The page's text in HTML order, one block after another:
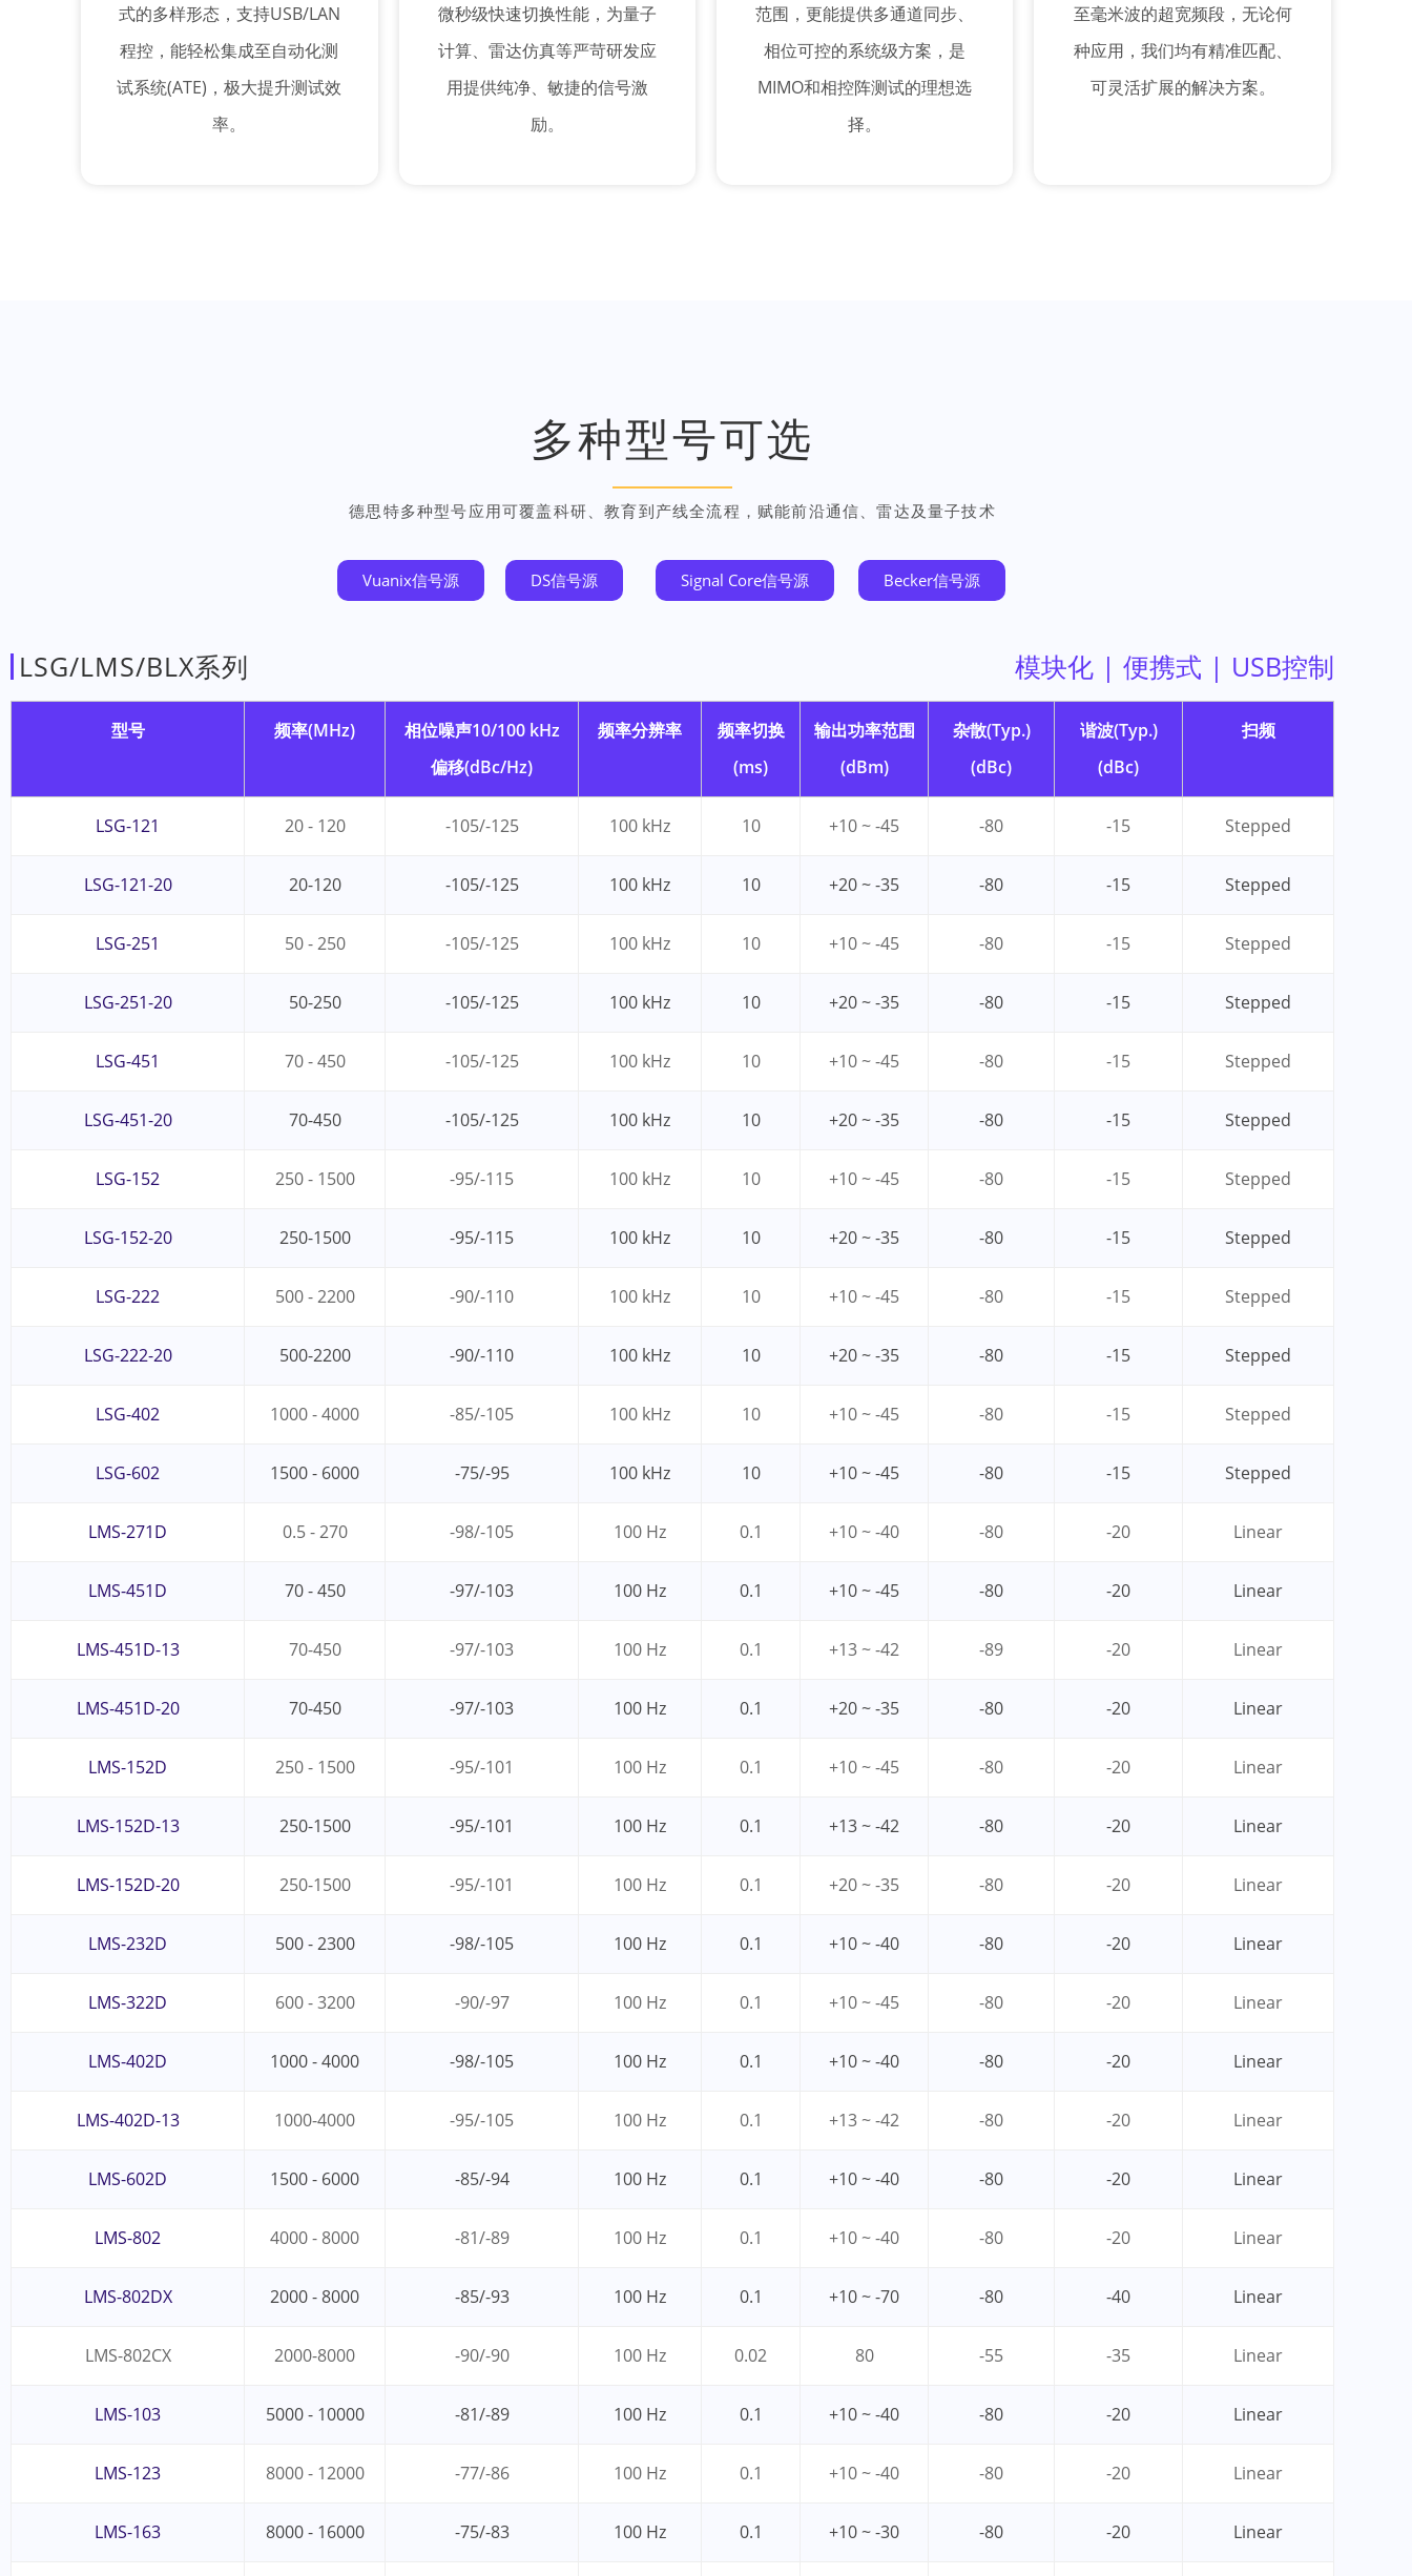
式的多样形态，支持USB/LAN
程控，能轻松集成至自动化测
试系统(ATE)，极大提升测试效
率。
微秒级快速切换性能，为量子
计算、雷达仿真等严苛研发应
用提供纯净、敏捷的信号激
励。
范围，更能提供多通道同步、
相位可控的系统级方案，是
MIMO和相控阵测试的理想选
择。
至毫米波的超宽频段，无论何
种应用，我们均有精准匹配、
可灵活扩展的解决方案。
多种型号可选
德思特多种型号应用可覆盖科研、教育到产线全流程，赋能前沿通信、雷达及量子技术
Vuanix信号源 DS信号源 Signal Core信号源 Becker信号源
LSG/LMS/BLX系列 模块化 | 便携式 | USB控制
型号 频率(MHz)
相位噪声10/100 kHz
偏移(dBc/Hz)
频率分辨率
频率切换
(ms)
输出功率范围
(dBm)
杂散(Typ.)
(dBc)
谐波(Typ.)
(dBc)
扫频
LSG-121 20 - 120 -105/-125 100 kHz 10 +10 ~ -45 -80 -15 Stepped
LSG-121-20 20-120 -105/-125 100 kHz 10 +20 ~ -35 -80 -15 Stepped
LSG-251 50 - 250 -105/-125 100 kHz 10 +10 ~ -45 -80 -15 Stepped
LSG-251-20 50-250 -105/-125 100 kHz 10 +20 ~ -35 -80 -15 Stepped
LSG-451 70 - 450 -105/-125 100 kHz 10 +10 ~ -45 -80 -15 Stepped
LSG-451-20 70-450 -105/-125 100 kHz 10 +20 ~ -35 -80 -15 Stepped
LSG-152 250 - 1500 -95/-115 100 kHz 10 +10 ~ -45 -80 -15 Stepped
LSG-152-20 250-1500 -95/-115 100 kHz 10 +20 ~ -35 -80 -15 Stepped
LSG-222 500 - 2200 -90/-110 100 kHz 10 +10 ~ -45 -80 -15 Stepped
LSG-222-20 500-2200 -90/-110 100 kHz 10 +20 ~ -35 -80 -15 Stepped
LSG-402 1000 - 4000 -85/-105 100 kHz 10 +10 ~ -45 -80 -15 Stepped
LSG-602 1500 - 6000 -75/-95 100 kHz 10 +10 ~ -45 -80 -15 Stepped
LMS-271D 0.5 - 270 -98/-105 100 Hz 0.1 +10 ~ -40 -80 -20 Linear
LMS-451D 70 - 450 -97/-103 100 Hz 0.1 +10 ~ -45 -80 -20 Linear
LMS-451D-13 70-450 -97/-103 100 Hz 0.1 +13 ~ -42 -89 -20 Linear
LMS-451D-20 70-450 -97/-103 100 Hz 0.1 +20 ~ -35 -80 -20 Linear
LMS-152D 250 - 1500 -95/-101 100 Hz 0.1 +10 ~ -45 -80 -20 Linear
LMS-152D-13 250-1500 -95/-101 100 Hz 0.1 +13 ~ -42 -80 -20 Linear
LMS-152D-20 250-1500 -95/-101 100 Hz 0.1 +20 ~ -35 -80 -20 Linear
LMS-232D 500 - 2300 -98/-105 100 Hz 0.1 +10 ~ -40 -80 -20 Linear
LMS-322D 600 - 3200 -90/-97 100 Hz 0.1 +10 ~ -45 -80 -20 Linear
LMS-402D 1000 - 4000 -98/-105 100 Hz 0.1 +10 ~ -40 -80 -20 Linear
LMS-402D-13 1000-4000 -95/-105 100 Hz 0.1 +13 ~ -42 -80 -20 Linear
LMS-602D 1500 - 6000 -85/-94 100 Hz 0.1 +10 ~ -40 -80 -20 Linear
LMS-802 4000 - 8000 -81/-89 100 Hz 0.1 +10 ~ -40 -80 -20 Linear
LMS-802DX 2000 - 8000 -85/-93 100 Hz 0.1 +10 ~ -70 -80 -40 Linear
LMS-802CX 2000-8000 -90/-90 100 Hz 0.02 80 -55 -35 Linear
LMS-103 5000 - 10000 -81/-89 100 Hz 0.1 +10 ~ -40 -80 -20 Linear
LMS-123 8000 - 12000 -77/-86 100 Hz 0.1 +10 ~ -40 -80 -20 Linear
LMS-163 8000 - 16000 -75/-83 100 Hz 0.1 +10 ~ -30 -80 -20 Linear